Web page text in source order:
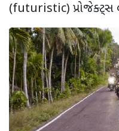
(futuristic) પ્રોજેક્ટ્સ